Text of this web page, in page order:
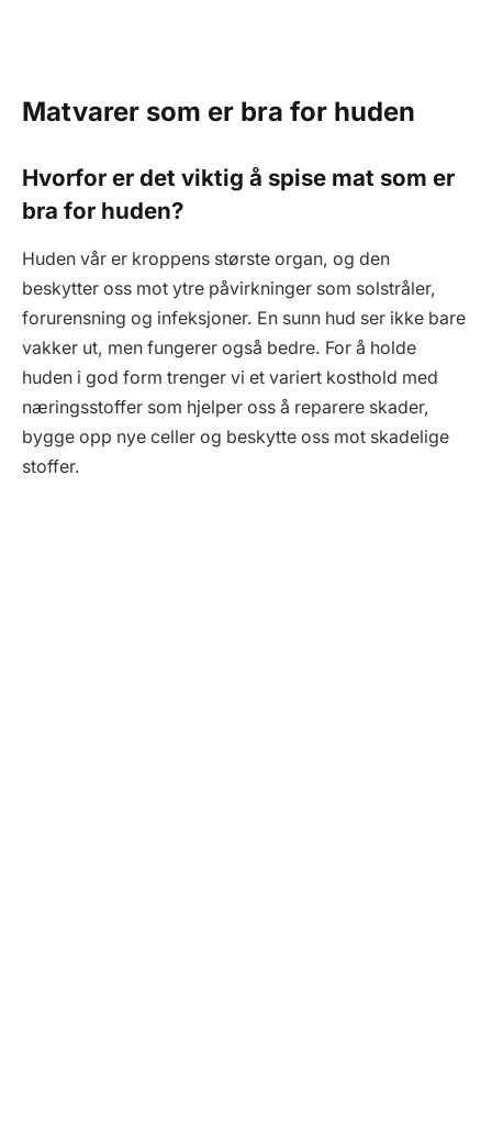
Matvarer som er bra for huden
Hvorfor er det viktig å spise mat som er
bra for huden?
Huden vår er kroppens største organ, og den
beskytter oss mot ytre påvirkninger som solstråler,
forurensning og infeksjoner. En sunn hud ser ikke bare
vakker ut, men fungerer også bedre. For å holde
huden i god form trenger vi et variert kosthold med
næringsstoffer som hjelper oss å reparere skader,
bygge opp nye celler og beskytte oss mot skadelige
stoffer.